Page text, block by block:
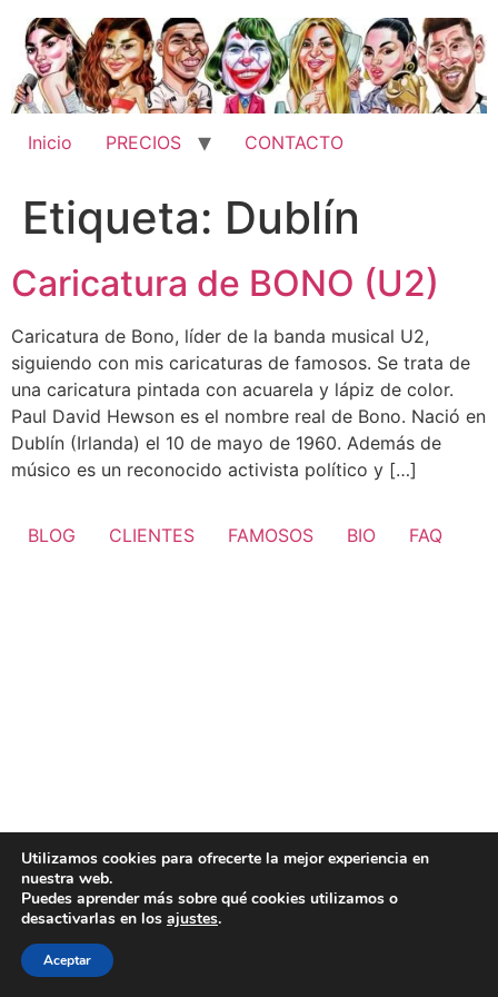
contenido
Inicio PRECIOS CONTACTO
Etiqueta: Dublín
Caricatura de BONO (U2)
Caricatura de Bono, líder de la banda musical U2,
siguiendo con mis caricaturas de famosos. Se trata de
una caricatura pintada con acuarela y lápiz de color.
Paul David Hewson es el nombre real de Bono. Nació en
Dublín (Irlanda) el 10 de mayo de 1960. Además de
músico es un reconocido activista político y […]
BLOG CLIENTES FAMOSOS BIO FAQ
Utilizamos cookies para ofrecerte la mejor experiencia en
nuestra web.
Puedes aprender más sobre qué cookies utilizamos o
desactivarlas en los ajustes.
Aceptar